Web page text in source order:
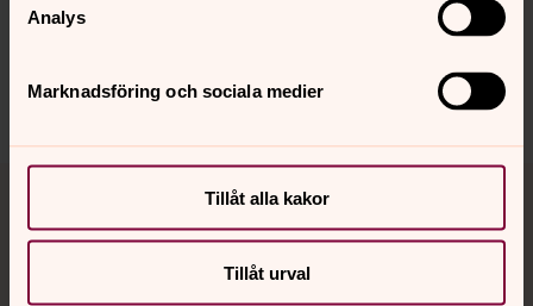
Analys
Marknadsföring och sociala medier
Tillåt alla kakor
Tillåt urval
innehåll?
Dela
Tillbaka till toppen
Tillbaka till innehållet
Kontakt